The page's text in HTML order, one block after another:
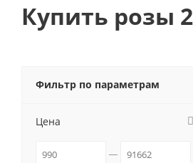
Купить розы
Фильтр по параметрам
Цена